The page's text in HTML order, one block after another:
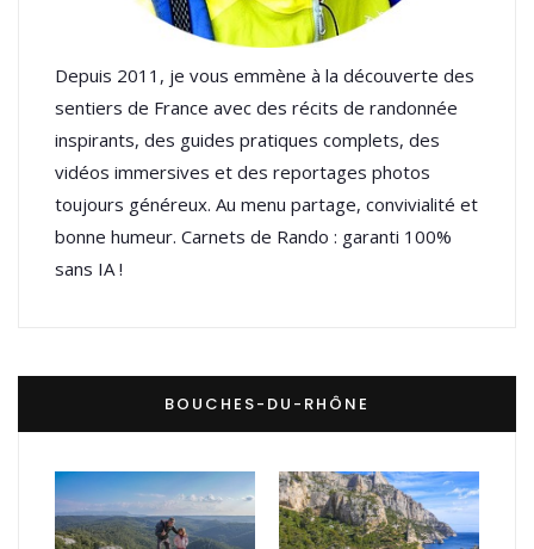
Depuis 2011, je vous emmène à la découverte des
sentiers de France avec des récits de randonnée
inspirants, des guides pratiques complets, des
vidéos immersives et des reportages photos
toujours généreux. Au menu partage, convivialité et
bonne humeur. Carnets de Rando : garanti 100%
sans IA !
BOUCHES-DU-RHÔNE